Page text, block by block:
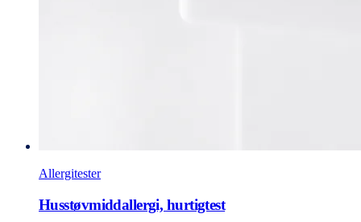
Allergitester
Husstøvmiddallergi, hurtigtest